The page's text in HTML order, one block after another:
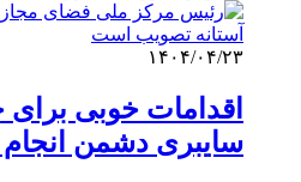
۱۴۰۴/۰۴/۲۳
اقدامات خوبی برای
سایبری دشمن